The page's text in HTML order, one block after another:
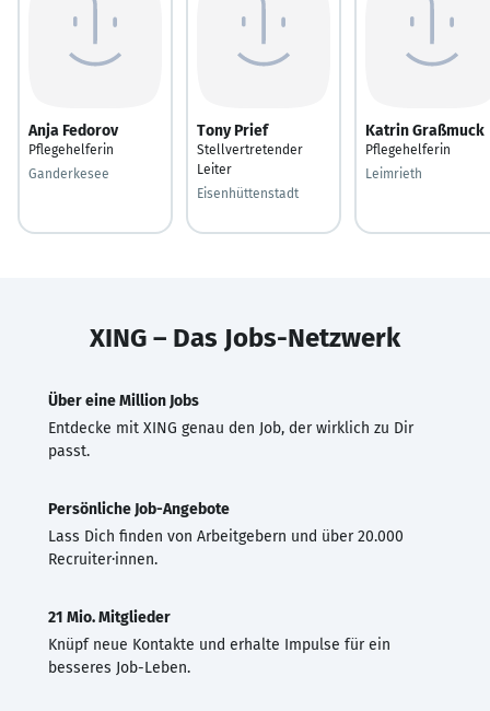
Anja Fedorov
Pflegehelferin
Ganderkesee
Tony Prief
Stellvertretender
Leiter
Eisenhüttenstadt
Katrin Graßmuck
Pflegehelferin
Leimrieth
XING – Das Jobs-Netzwerk
Über eine Million Jobs
Entdecke mit XING genau den Job, der wirklich zu Dir
passt.
Persönliche Job-Angebote
Lass Dich finden von Arbeitgebern und über 20.000
Recruiter·innen.
21 Mio. Mitglieder
Knüpf neue Kontakte und erhalte Impulse für ein
besseres Job-Leben.